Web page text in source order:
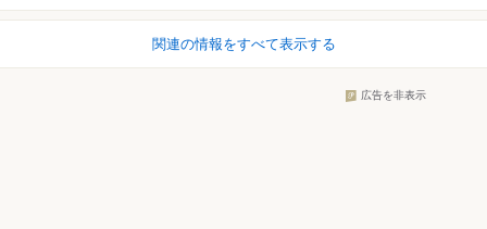
関連の情報をすべて表示する
広告を非表示